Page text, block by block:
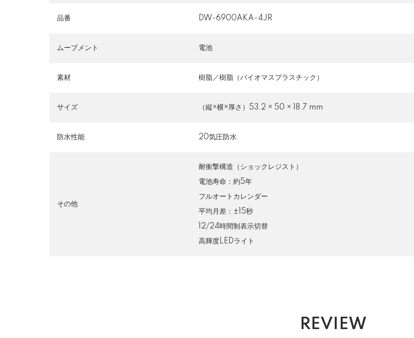
品番 DW-6900AKA-4JR
ムーブメント 電池
素材 樹脂／樹脂（バイオマスプラスチック）
サイズ （縦×横×厚さ）53.2 × 50 × 18.7 mm
防水性能 20気圧防水
その他
耐衝撃構造（ショックレジスト）
電池寿命：約5年
フルオートカレンダー
平均月差：±15秒
12/24時間制表示切替
高輝度LEDライト
REVIEW